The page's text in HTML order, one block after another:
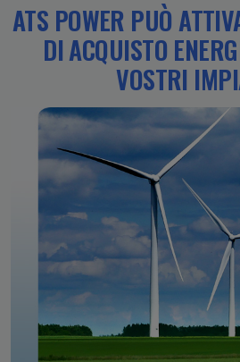
ATS POWER PUÒ
DI ACQUISTO
VOSTRI